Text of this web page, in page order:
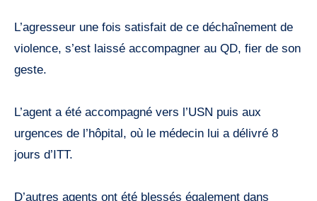
L’agresseur une fois satisfait de ce déchaînement de
violence, s’est laissé accompagner au QD, fier de son
geste.
L’agent a été accompagné vers l’USN puis aux
urgences de l’hôpital, où le médecin lui a délivré 8
jours d’ITT.
D’autres agents ont été blessés également dans